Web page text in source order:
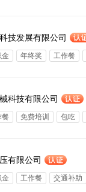
技发展有限公司
金 年终奖 工作餐
科技有限公司
餐 免费培训 包吃
有限公司
金 工作餐 交通补助